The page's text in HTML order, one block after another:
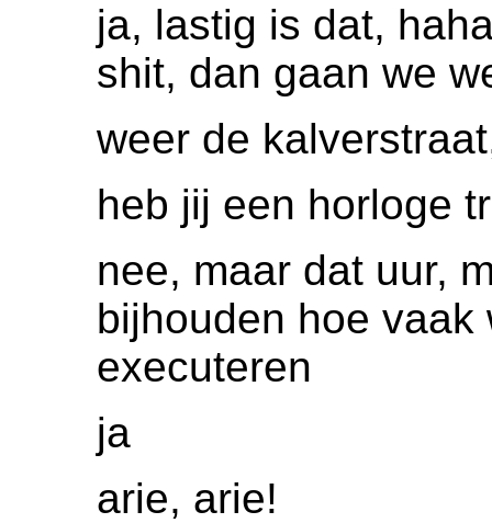
ja, lastig is dat,
shit, dan gaan we
weer de
heb jij een horloge
nee, maar dat uur,
bijhouden hoe
executeren
ja
arie, arie!